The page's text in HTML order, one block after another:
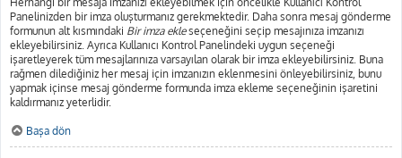
Panelinizden bir imza oluşturmanız gerekmektedir. Daha sonra mesaj gönderme
formunun alt kısmındaki Bir imza ekleseçeneğini seçip mesajınıza imzanızı
ekleyebilirsiniz. Ayrıca Kullanıcı Kontrol Panelindeki uygun seçeneği
işaretleyerek tüm mesajlarınıza varsayılan olarak bir imza ekleyebilirsiniz. Buna
rağmen dilediğiniz her mesaj için imzanızın eklenmesini önleyebilirsiniz, bunu
yapmak içinse mesaj gönderme formunda imza ekleme seçeneğinin işaretini
kaldırmanız yeterlidir.
Başa dön